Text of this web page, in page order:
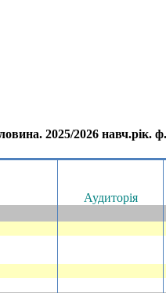
2025/2026 навч.рiк.
Аудиторiя